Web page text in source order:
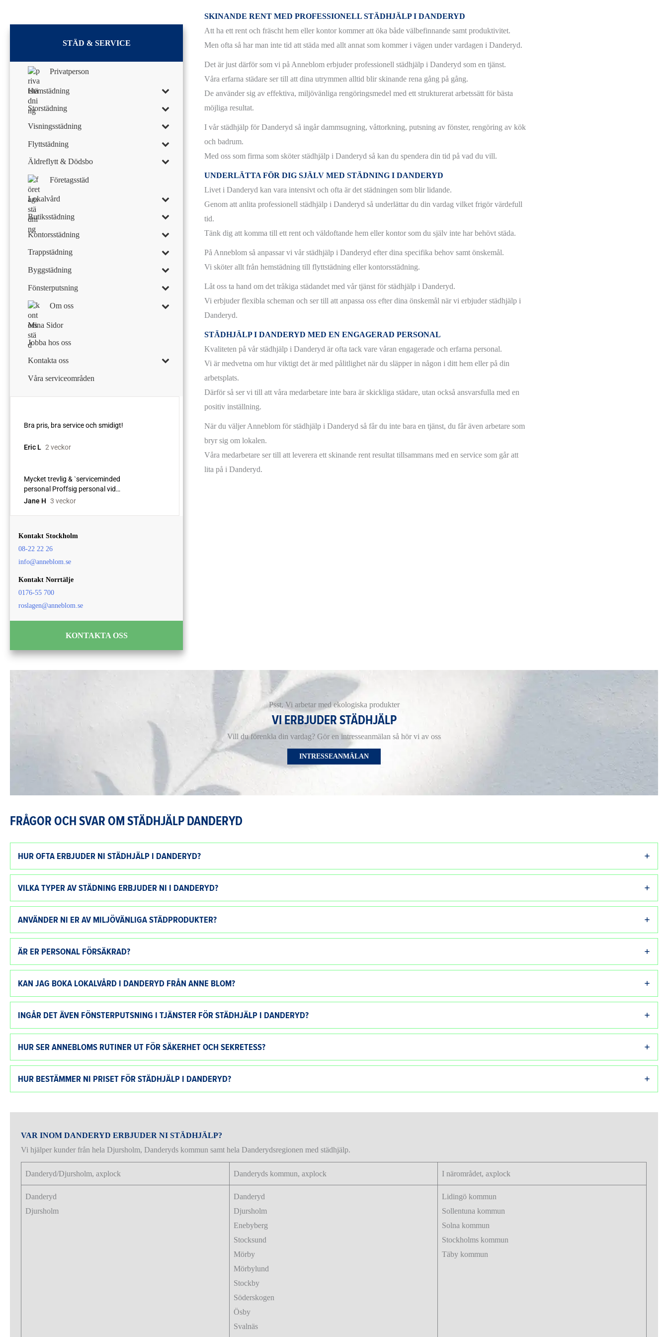
STÄD & SERVICE
Privatperson
Hemstädning
Storstädning
Visningsstädning
Flyttstädning
Äldreflytt & Dödsbo
Företagsstäd
Lokalvård
Butiksstädning
Kontorsstädning
Trappstädning
Byggstädning
Fönsterputsning
Om oss
Mina Sidor
Jobba hos oss
Kontakta oss
Våra serviceområden
Kontakt Stockholm
08-22 22 26
info@anneblom.se
Kontakt Norrtälje
0176-55 700
roslagen@anneblom.se
KONTAKTA OSS
SKINANDE RENT MED PROFESSIONELL STÄDHJÄLP I DANDERYD
Att ha ett rent och fräscht hem eller kontor kommer att öka både välbefinnande samt produktivitet.
Men ofta så har man inte tid att städa med allt annat som kommer i vägen under vardagen i Danderyd.
Det är just därför som vi på Anneblom erbjuder professionell städhjälp i Danderyd som en tjänst.
Våra erfarna städare ser till att dina utrymmen alltid blir skinande rena gång på gång.
De använder sig av effektiva, miljövänliga rengöringsmedel med ett strukturerat arbetssätt för bästa
möjliga resultat.
I vår städhjälp för Danderyd så ingår dammsugning, våttorkning, putsning av fönster, rengöring av kök
och badrum.
Med oss som firma som sköter städhjälp i Danderyd så kan du spendera din tid på vad du vill.
UNDERLÄTTA FÖR DIG SJÄLV MED STÄDNING I DANDERYD
Livet i Danderyd kan vara intensivt och ofta är det städningen som blir lidande.
Genom att anlita professionell städhjälp i Danderyd så underlättar du din vardag vilket frigör värdefull
tid.
Tänk dig att komma till ett rent och väldoftande hem eller kontor som du själv inte har behövt städa.
På Anneblom så anpassar vi vår städhjälp i Danderyd efter dina specifika behov samt önskemål.
Vi sköter allt från hemstädning till flyttstädning eller kontorsstädning.
Låt oss ta hand om det tråkiga städandet med vår tjänst för städhjälp i Danderyd.
Vi erbjuder flexibla scheman och ser till att anpassa oss efter dina önskemål när vi erbjuder städhjälp i
Danderyd.
STÄDHJÄLP I DANDERYD MED EN ENGAGERAD PERSONAL
Kvaliteten på vår städhjälp i Danderyd är ofta tack vare våran engagerade och erfarna personal.
Vi är medvetna om hur viktigt det är med pålitlighet när du släpper in någon i ditt hem eller på din
arbetsplats.
Därför så ser vi till att våra medarbetare inte bara är skickliga städare, utan också ansvarsfulla med en
positiv inställning.
När du väljer Anneblom för städhjälp i Danderyd så får du inte bara en tjänst, du får även arbetare som
bryr sig om lokalen.
Våra medarbetare ser till att leverera ett skinande rent resultat tillsammans med en service som går att
lita på i Danderyd.
Psst, Vi arbetar med ekologiska produkter
VI ERBJUDER STÄDHJÄLP
Vill du förenkla din vardag? Gör en intresseanmälan så hör vi av oss
INTRESSEANMÄLAN
FRÅGOR OCH SVAR OM STÄDHJÄLP DANDERYD
HUR OFTA ERBJUDER NI STÄDHJÄLP I DANDERYD?
VILKA TYPER AV STÄDNING ERBJUDER NI I DANDERYD?
ANVÄNDER NI ER AV MILJÖVÄNLIGA STÄDPRODUKTER?
ÄR ER PERSONAL FÖRSÄKRAD?
KAN JAG BOKA LOKALVÅRD I DANDERYD FRÅN ANNE BLOM?
INGÅR DET ÄVEN FÖNSTERPUTSNING I TJÄNSTER FÖR STÄDHJÄLP I DANDERYD?
HUR SER ANNEBLOMS RUTINER UT FÖR SÄKERHET OCH SEKRETESS?
HUR BESTÄMMER NI PRISET FÖR STÄDHJÄLP I DANDERYD?
VAR INOM DANDERYD ERBJUDER NI STÄDHJÄLP?
Vi hjälper kunder från hela Djursholm, Danderyds kommun samt hela Danderydsregionen med städhjälp.
Danderyd/Djursholm, axplock Danderyds kommun, axplock I närområdet, axplock
Danderyd
Djursholm
Danderyd
Djursholm
Enebyberg
Stocksund
Mörby
Mörbylund
Stockby
Söderskogen
Ösby
Svalnäs
Lidingö kommun
Sollentuna kommun
Solna kommun
Stockholms kommun
Täby kommun